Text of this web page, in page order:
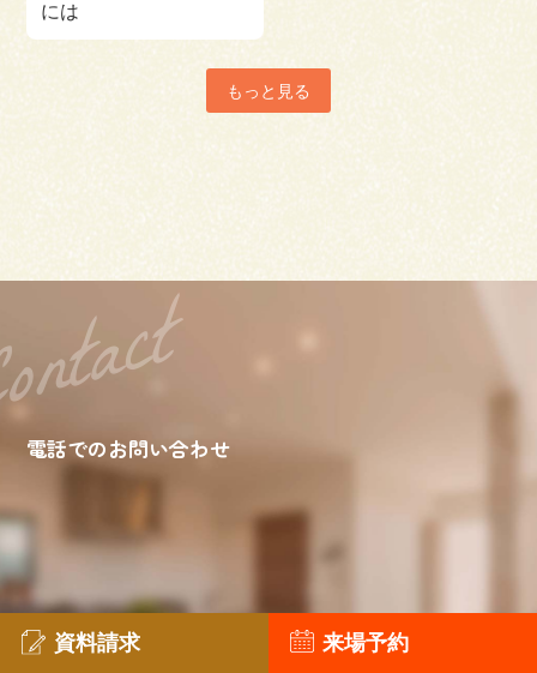
資料請求 来場予約
には
もっと見る
電話でのお問い合わせ
ウェブからのお問い合わせ